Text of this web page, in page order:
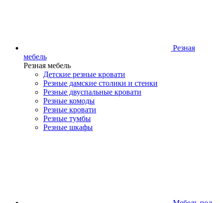
Резная
мебель
Резная мебель
Детские резные кровати
Резные дамские столики и стенки
Резные двуспальные кровати
Резные комоды
Резные кровати
Резные тумбы
Резные шкафы